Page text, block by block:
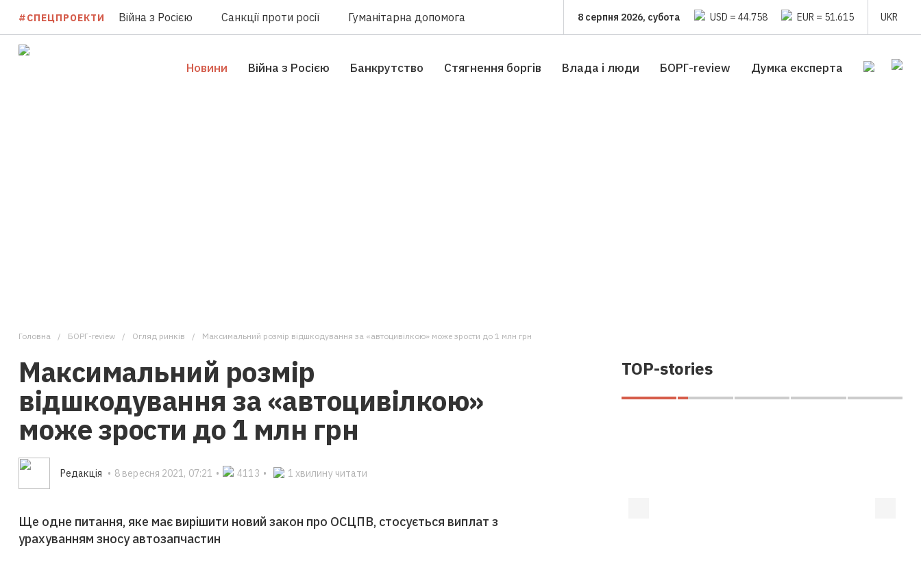
#СПЕЦПРОЕКТИ Війна з Росією Санкції проти росії Гуманітарна допомога 8 серпня 2026, субота USD = 44.758 EUR = 51.615 UKR
Новини Війна з Росією Банкрутство Стягнення боргiв Влада i люди БОРГ-review Думка експерта
Головна БОРГ-review Огляд ринків Максимальний розмір відшкодування за «автоцивілкою» може зрости до 1 млн грн
Максимальний розмір
відшкодування за «автоцивілкою»
може зрости до 1 млн грн
Редакцiя • 8 вересня 2021, 07:21 • 4113 • 1 хвилину читати
Ще одне питання, яке має вирішити новий закон про ОСЦПВ, стосується виплат з
урахуванням зносу автозапчастин
TOP-stories